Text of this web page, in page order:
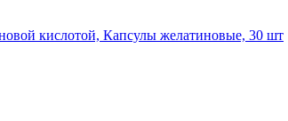
кислотой, Капсулы желатиновые, 30 шт